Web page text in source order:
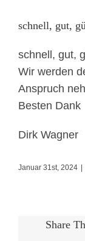
schnell, gut,
schnell, gut,
Wir werden
Anspruch
Besten Dank
Dirk Wagner
Januar 31st, 2024
Share